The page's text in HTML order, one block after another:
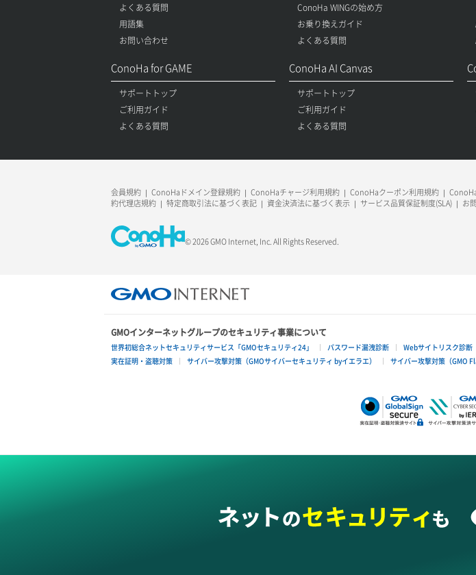
よくある質問
用語集
お問い合わせ
ConoHa WINGの始め方
お乗り換えガイド
よくある質問
ConoHa for GAME
サポートトップ
ご利用ガイド
よくある質問
ConoHa AI Canvas
サポートトップ
ご利用ガイド
よくある質問
会員規約 ConoHaドメイン登録規約 ConoHaチャージ利用規約 ConoHaクーポン利用規約
約代理店規約
特定商取引法に基づく表記 資金決済法に基づく表示 サービス品質保証制度(SLA) お
© 2026 GMO Internet, Inc. All Rights Reserved.
GMOインターネットグループのセキュリティ事業について
世界初総合ネットセキュリティサービス「GMOセキュリティ24」 パスワード漏洩診断 Webサイトリスク診断
実在証明・盗聴対策
サイバー攻撃対策（GMOサイバーセキュリティ byイエラエ） サイバー攻撃対策（GMO